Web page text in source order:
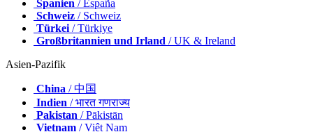
Spanien / España
Schweiz / Schweiz
Türkei / Türkiye
Großbritannien und Irland / UK & Ireland
Asien-Pazifik
China / 中国
Indien / भारत गणराज्य
Pakistan / Pākistān
Vietnam / Việt Nam